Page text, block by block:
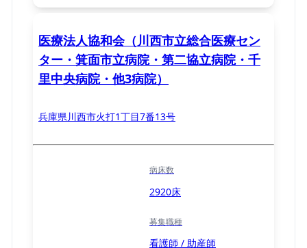
医療法人協和会（川西市立総合医療セン
ター・箕面市立病院・第二協立病院・千
里中央病院・他3病院）
兵庫県川西市火打1丁目7番13号
病床数
2920床
募集職種
看護師 / 助産師